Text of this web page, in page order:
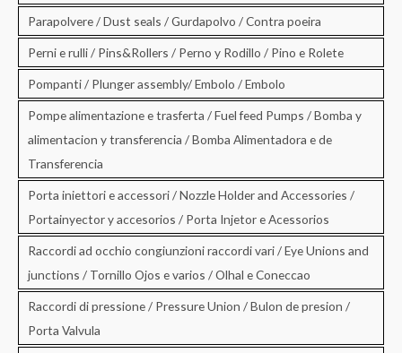
Parapolvere / Dust seals / Gurdapolvo / Contra poeira
Perni e rulli / Pins&Rollers / Perno y Rodillo / Pino e Rolete
Pompanti / Plunger assembly/ Embolo / Embolo
Pompe alimentazione e trasferta / Fuel feed Pumps / Bomba y
alimentacion y transferencia / Bomba Alimentadora e de
Transferencia
Porta iniettori e accessori / Nozzle Holder and Accessories /
Portainyector y accesorios / Porta Injetor e Acessorios
Raccordi ad occhio congiunzioni raccordi vari / Eye Unions and
junctions / Tornillo Ojos e varios / Olhal e Coneccao
Raccordi di pressione / Pressure Union / Bulon de presion /
Porta Valvula